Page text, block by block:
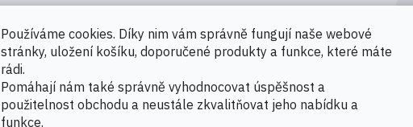
Používáme cookies. Díky nim vám správně fungují naše webové
stránky, uložení košíku, doporučené produkty a funkce, které máte
rádi.
Pomáhají nám také správně vyhodnocovat úspěšnost a
použitelnost obchodu a neustále zkvalitňovat jeho nabídku a
funkce.
Novinky
Možnosti platby